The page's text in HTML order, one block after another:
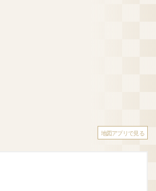
地図アプリで見る